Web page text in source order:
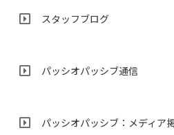
スタッフブログ
パッシオパッシブ通信
パッシオパッシブ：メディア